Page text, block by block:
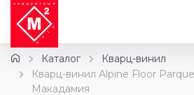
Каталог
Кварц-винил
Кварц-винил Alpine Floor
Макадамия